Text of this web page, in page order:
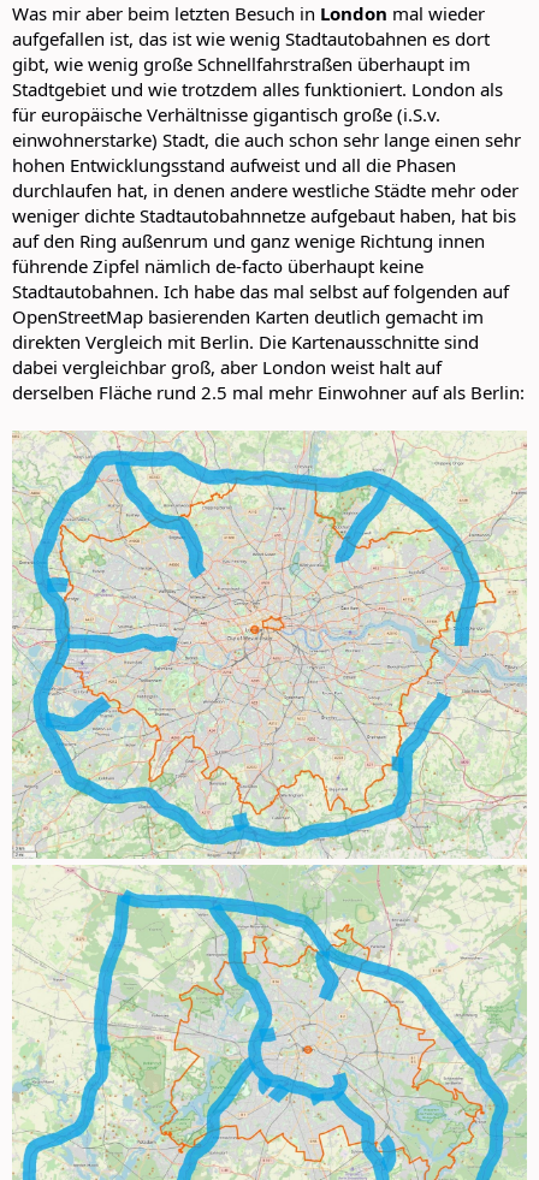
Was mir aber beim letzten Besuch in London mal wieder
aufgefallen ist, das ist wie wenig Stadtautobahnen es dort
gibt, wie wenig große Schnellfahrstraßen überhaupt im
Stadtgebiet und wie trotzdem alles funktioniert. London als
für europäische Verhältnisse gigantisch große (i.S.v.
einwohnerstarke) Stadt, die auch schon sehr lange einen sehr
hohen Entwicklungsstand aufweist und all die Phasen
durchlaufen hat, in denen andere westliche Städte mehr oder
weniger dichte Stadtautobahnnetze aufgebaut haben, hat bis
auf den Ring außenrum und ganz wenige Richtung innen
führende Zipfel nämlich de-facto überhaupt keine
Stadtautobahnen. Ich habe das mal selbst auf folgenden auf
OpenStreetMap basierenden Karten deutlich gemacht im
direkten Vergleich mit Berlin. Die Kartenausschnitte sind
dabei vergleichbar groß, aber London weist halt auf
derselben Fläche rund 2.5 mal mehr Einwohner auf als Berlin: